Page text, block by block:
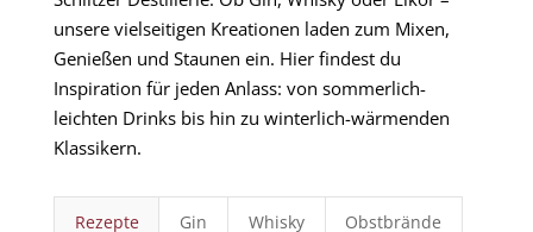
unsere vielseitigen Kreationen laden zum Mixen,
Genießen und Staunen ein. Hier findest du
Inspiration für jeden Anlass: von sommerlich-
leichten Drinks bis hin zu winterlich-wärmenden
Klassikern.
Rezepte Gin Whisky Obstbrände